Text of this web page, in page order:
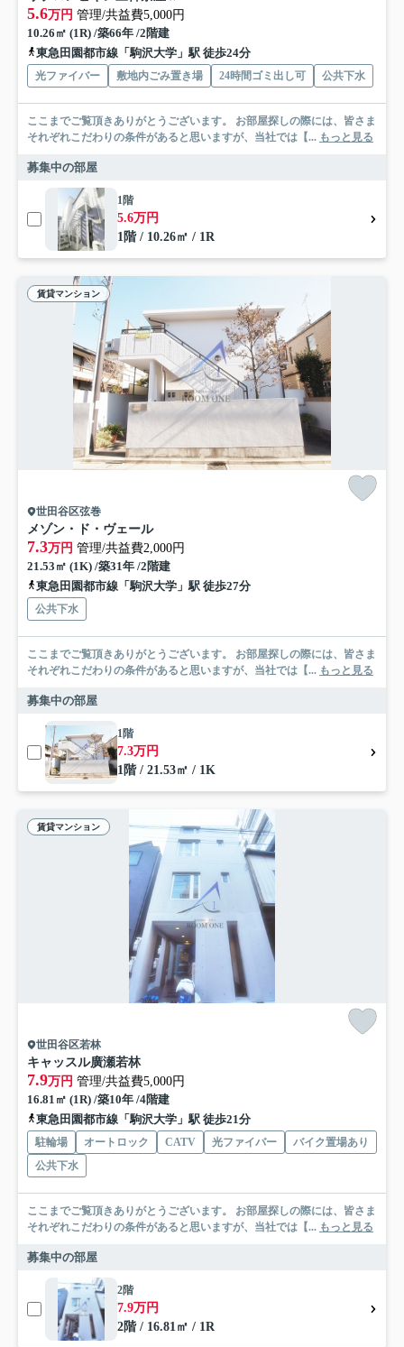
5.6万円 管理/共益費5,000円
10.26㎡ (1R) /築66年 /2階建
東急田園都市線「駒沢大学」駅 徒歩24分
光ファイバー 敷地内ごみ置き場 24時間ゴミ出し可 公共下水
ここまでご覧頂きありがとうございます。 お部屋探しの際には、皆さま
それぞれこだわりの条件があると思いますが、当社では【... もっと見る
募集中の部屋
1階
5.6万円
1階 / 10.26㎡ / 1R
賃貸マンション
世田谷区弦巻
メゾン・ド・ヴェール
7.3万円 管理/共益費2,000円
21.53㎡ (1K) /築31年 /2階建
東急田園都市線「駒沢大学」駅 徒歩27分
公共下水
ここまでご覧頂きありがとうございます。 お部屋探しの際には、皆さま
それぞれこだわりの条件があると思いますが、当社では【... もっと見る
募集中の部屋
1階
7.3万円
1階 / 21.53㎡ / 1K
賃貸マンション
世田谷区若林
キャッスル廣瀬若林
7.9万円 管理/共益費5,000円
16.81㎡ (1R) /築10年 /4階建
東急田園都市線「駒沢大学」駅 徒歩21分
駐輪場 オートロック CATV 光ファイバー
バイク置場あり
公共下水
ここまでご覧頂きありがとうございます。 お部屋探しの際には、皆さま
それぞれこだわりの条件があると思いますが、当社では【... もっと見る
募集中の部屋
2階
7.9万円
2階 / 16.81㎡ / 1R